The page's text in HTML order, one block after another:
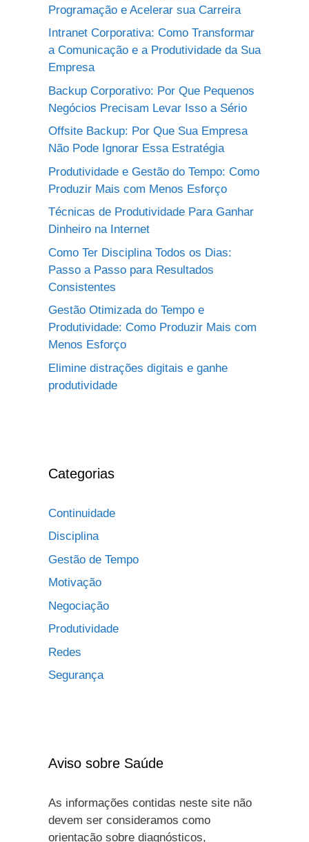
Programação e Acelerar sua Carreira
Intranet Corporativa: Como Transformar
a Comunicação e a Produtividade da Sua
Empresa
Backup Corporativo: Por Que Pequenos
Negócios Precisam Levar Isso a Sério
Offsite Backup: Por Que Sua Empresa
Não Pode Ignorar Essa Estratégia
Produtividade e Gestão do Tempo: Como
Produzir Mais com Menos Esforço
Técnicas de Produtividade Para Ganhar
Dinheiro na Internet
Como Ter Disciplina Todos os Dias:
Passo a Passo para Resultados
Consistentes
Gestão Otimizada do Tempo e
Produtividade: Como Produzir Mais com
Menos Esforço
Elimine distrações digitais e ganhe
produtividade
Categorias
Continuidade
Disciplina
Gestão de Tempo
Motivação
Negociação
Produtividade
Redes
Segurança
Aviso sobre Saúde
As informações contidas neste site não
devem ser consideramos como
orientação sobre diagnósticos,